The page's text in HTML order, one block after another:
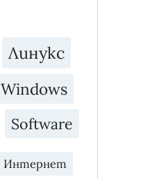
Линукс
Windows
Software
Интернет